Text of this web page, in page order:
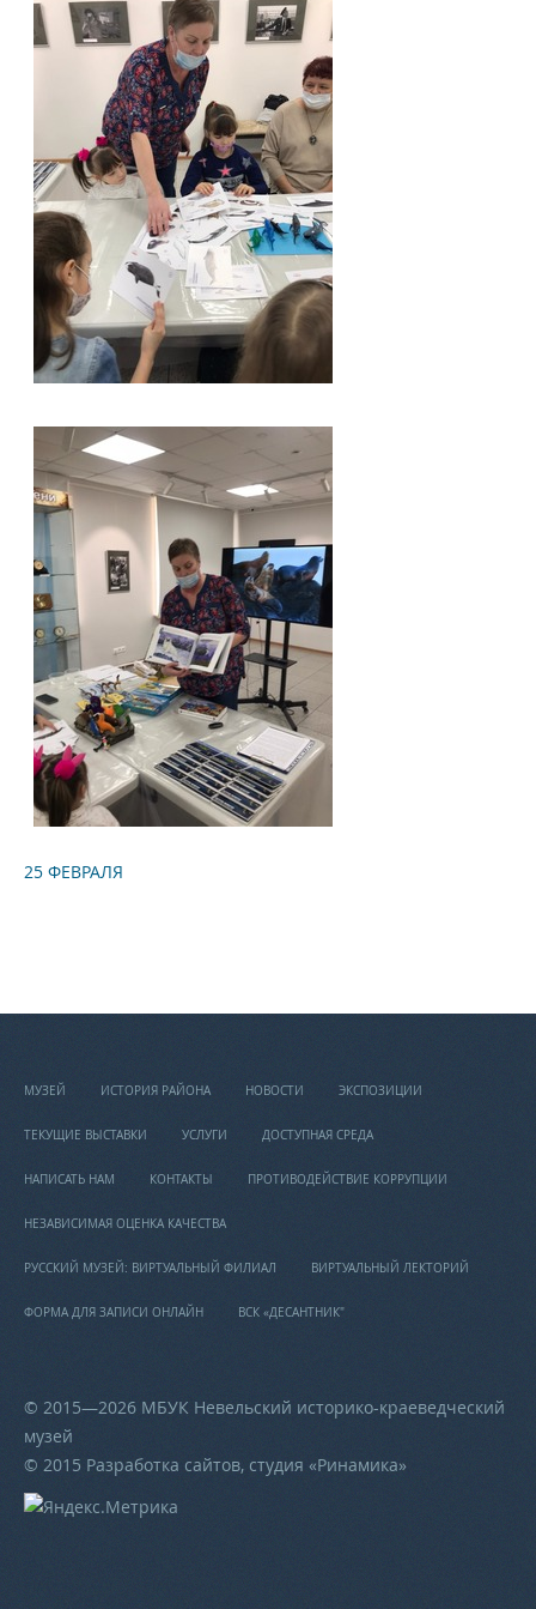
25 ФЕВРАЛЯ
МУЗЕЙ ИСТОРИЯ РАЙОНА НОВОСТИ ЭКСПОЗИЦИИ
ТЕКУЩИЕ ВЫСТАВКИ УСЛУГИ ДОСТУПНАЯ СРЕДА
НАПИСАТЬ НАМ КОНТАКТЫ ПРОТИВОДЕЙСТВИЕ КОРРУПЦИИ
НЕЗАВИСИМАЯ ОЦЕНКА КАЧЕСТВА
РУССКИЙ МУЗЕЙ: ВИРТУАЛЬНЫЙ ФИЛИАЛ ВИРТУАЛЬНЫЙ ЛЕКТОРИЙ
ФОРМА ДЛЯ ЗАПИСИ ОНЛАЙН ВСК «ДЕСАНТНИК"
© 2015—2026 МБУК Невельский историко-краеведческий
музей
© 2015 Разработка сайтов, студия «Ринамика»